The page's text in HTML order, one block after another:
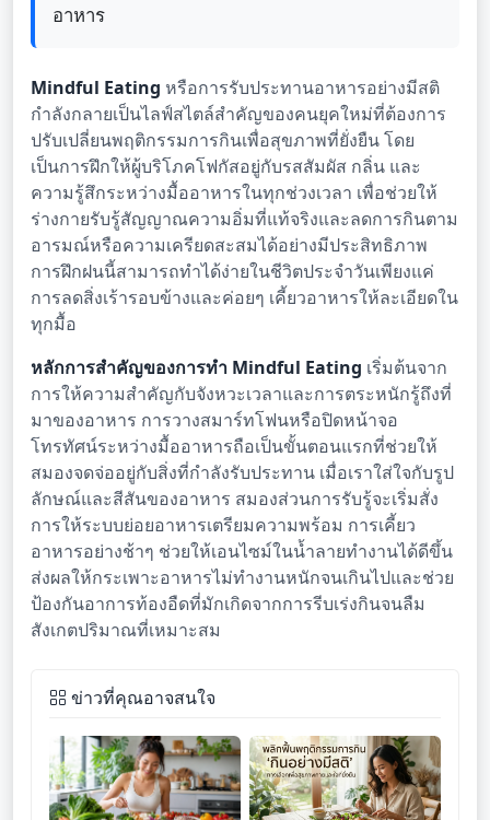
อาหาร
Mindful Eating หรือการรับประทานอาหารอย่างมีสติ
กำลังกลายเป็นไลฟ์สไตล์สำคัญของคนยุคใหม่ที่ต้องการ
ปรับเปลี่ยนพฤติกรรมการกินเพื่อสุขภาพที่ยั่งยืน โดย
เป็นการฝึกให้ผู้บริโภคโฟกัสอยู่กับรสสัมผัส กลิ่น และ
ความรู้สึกระหว่างมื้ออาหารในทุกช่วงเวลา เพื่อช่วยให้
ร่างกายรับรู้สัญญาณความอิ่มที่แท้จริงและลดการกินตาม
อารมณ์หรือความเครียดสะสมได้อย่างมีประสิทธิภาพ
การฝึกฝนนี้สามารถทำได้ง่ายในชีวิตประจำวันเพียงแค่
การลดสิ่งเร้ารอบข้างและค่อยๆ เคี้ยวอาหารให้ละเอียดใน
ทุกมื้อ
หลักการสำคัญของการทำ Mindful Eating เริ่มต้นจาก
การให้ความสำคัญกับจังหวะเวลาและการตระหนักรู้ถึงที่
มาของอาหาร การวางสมาร์ทโฟนหรือปิดหน้าจอ
โทรทัศน์ระหว่างมื้ออาหารถือเป็นขั้นตอนแรกที่ช่วยให้
สมองจดจ่ออยู่กับสิ่งที่กำลังรับประทาน เมื่อเราใส่ใจกับรูป
ลักษณ์และสีสันของอาหาร สมองส่วนการรับรู้จะเริ่มสั่ง
การให้ระบบย่อยอาหารเตรียมความพร้อม การเคี้ยว
อาหารอย่างช้าๆ ช่วยให้เอนไซม์ในน้ำลายทำงานได้ดีขึ้น
ส่งผลให้กระเพาะอาหารไม่ทำงานหนักจนเกินไปและช่วย
ป้องกันอาการท้องอืดที่มักเกิดจากการรีบเร่งกินจนลืม
สังเกตปริมาณที่เหมาะสม
ข่าวที่คุณอาจสนใจ